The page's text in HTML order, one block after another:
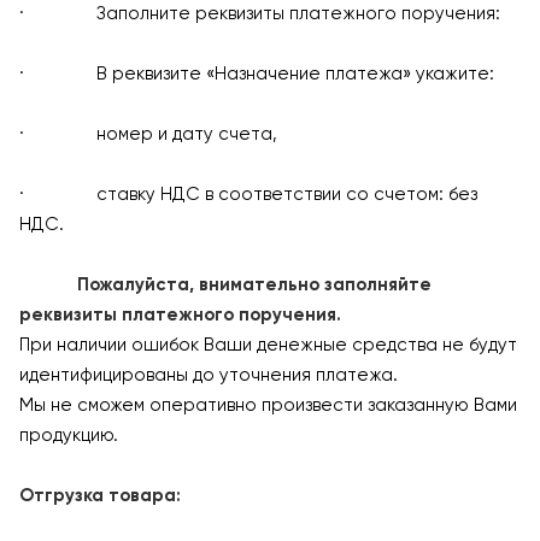
· Заполните реквизиты платежного поручения:
· В реквизите «Назначение платежа» укажите:
· номер и дату счета,
· ставку НДС в соответствии со счетом: без
НДС.
Пожалуйста, внимательно заполняйте
реквизиты платежного поручения.
При наличии ошибок Ваши денежные средства не будут
идентифицированы до уточнения платежа.
Мы не сможем оперативно произвести заказанную Вами
продукцию.
Отгрузка товара: